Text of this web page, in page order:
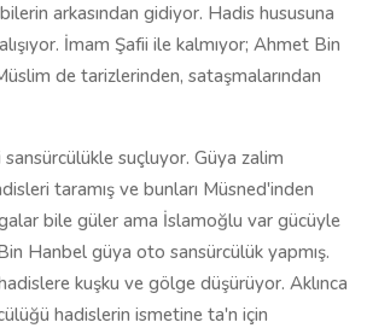
arkasından gidiyor. Hadis hususuna
İmam Şafii ile kalmıyor; Ahmet Bin
de tarizlerinden, sataşmalarından
suçluyor. Güya zalim
taramış ve bunları Müsned'inden
bile güler ama İslamoğlu var gücüyle
Hanbel güya oto sansürcülük yapmış.
kuşku ve gölge düşürüyor. Aklınca
hadislerin ismetine ta'n için